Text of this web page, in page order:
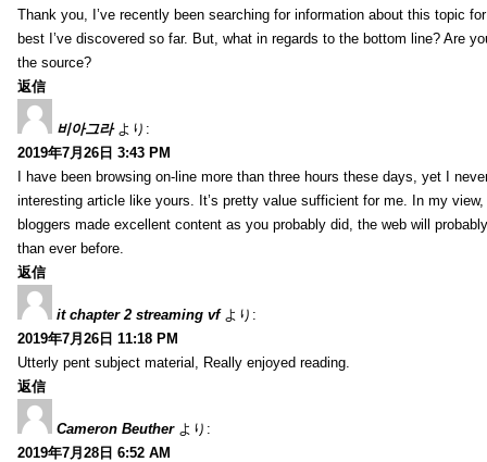
Thank you, I’ve recently been searching for information about this topic
best I’ve discovered so far. But, what in regards to the bottom line? Are
the source?
返信
비아그라 より:
2019年7月26日 3:43 PM
I have been browsing on-line more than three hours these days, yet I
interesting article like yours. It’s pretty value sufficient for me. In my
bloggers made excellent content as you probably did, the web will
than ever before.
返信
it chapter 2 streaming vf より:
2019年7月26日 11:18 PM
Utterly pent subject material, Really enjoyed reading.
返信
Cameron Beuther より:
2019年7月28日 6:52 AM